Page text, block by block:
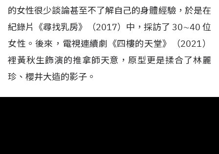
的女性很少談論甚至不了解自己的身體經驗，於是在
紀錄片《尋找乳房》（2017）中，採訪了 30∼40 位
女性。後來，電視連續劇《四樓的天堂》（2021）
裡黃秋生飾演的推拿師天意，原型更是揉合了林麗
珍、櫻井大造的影子。